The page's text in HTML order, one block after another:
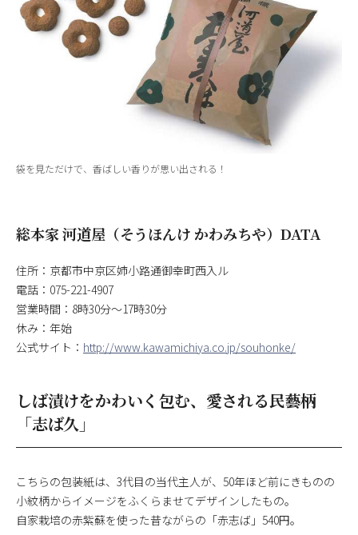
袋を見ただけで、香ばしい香りが思い出される！
総本家 河道屋（そうほんけ かわみちや）DATA
住所：京都市中京区姉小路通御幸町西入ル
電話：075-221-4907
営業時間：8時30分〜17時30分
休み：年始
公式サイト： http://www.kawamichiya.co.jp/souhonke/
しば漬けをかわいく包む、愛される民藝柄
「志ば久」
こちらの包装紙は、3代目の当代主人が、50年ほど前にきものの
小紋柄からイメージをふくらませてデザインしたもの。
自家栽培の赤紫蘇を使った昔ながらの「赤志ば」540円。